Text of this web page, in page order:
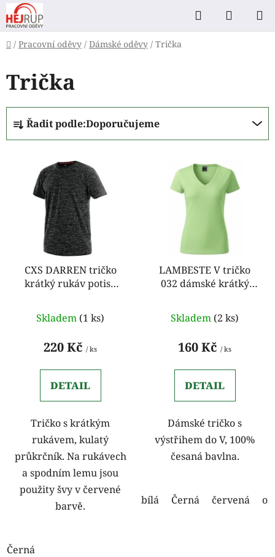
Přejít
na
obsah
Hledat
KOŠÍK
Domů
/ Pracovní oděvy / Dámské oděvy / Trička
Trička
Ř
a
z
Řadit podle:Doporučujeme
CXS DARREN tričko
krátký rukáv potisk
Skladem (1 ks)
220 Kč / ks
DETAIL
Tričko s krátkým
rukávem, kulatý
průkrčník. Na rukávech
a spodním lemu jsou
použity švy v červené
barvě.
Černá
LAMBESTE V tričko
032 dámské krátký
Skladem (2 ks)
160 Kč / ks
DETAIL
Dámské tričko s
výstřihem do V, 100%
česaná bavlna.
bílá Černá červená